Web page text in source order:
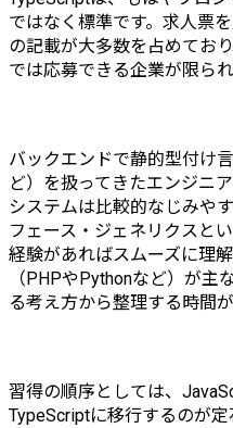
ではなく標準です。求人票
の記載が大多数を占めてお
では応募できる企業が限られ
バックエンドで静的型付け
ど）を扱ってきたエンジニ
システムは比較的なじみや
フェース・ジェネリクスと
経験があればスムーズに理
（PHPやPythonなど）が主
る考え方から整理する時間が
習得の順序としては、
TypeScriptに移行するのが